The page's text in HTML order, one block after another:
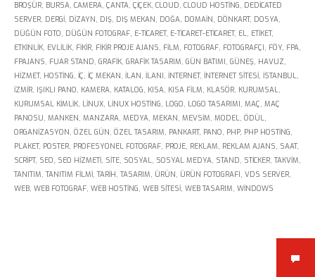
Kükürtlü Mh. Çekirge Cd. No:124
K.3 D.5
Bursa/Turkey, Osmangazi
16070
02242331020
info@fpajans.com
BROŞÜR, BURSA, CAMERA, ÇANTA, ÇIÇEK, CLOUD, CLOUD HOSTING, DEDICATED
SERVER, DERGI, DIZAYN, DIŞ, DIŞ MEKAN, DOĞA, DOMAIN, DÖNKART, DOSYA,
DÜĞÜN FOTO, DÜĞÜN FOTOGRAF, E-TICARET, E-TICARET-ETICARET, EL, ETIKET,
ETKINLIK, EVLILIK, FIKIR, FIKIR PROJE AJANS, FILM, FOTOGRAF, FOTOGRAFÇI, FÖY, FPA,
FPAJANS, FUAR STAND, GRAFIK, GRAFIK TASARIM, GÜN BATIMI, GÜNEŞ, HAVUZ,
HIZMET, HOSTING, IÇ, IÇ MEKAN, ILAN, ILANI, INTERNET, INTERNET SITESI, ISTANBUL,
IZMIR, IŞIKLI PANO, KAMERA, KATALOG, KISA, KISA FILM, KLASÖR, KURUMSAL,
KURUMSAL KIMLIK, LINUX, LINUX HOSTING, LOGO, LOGO TASARIMI, MAÇ, MAÇ
PANOSU, MANKEN, MANZARA, MEDYA, MEKAN, MEVSIM, MODEL, ÖDÜL,
ORGANIZASYON, ÖZEL GÜN, ÖZEL TASARIM, PANKART, PANO, PHP, PHP HOSTING,
PLAKET, POSTER, PROFESYONEL FOTOGRAF, PROJE, REKLAM, REKLAM AJANS, SAAT,
SCRIPT, SEO, SEO HIZMETI, SITE, SOSYAL, SOSYAL MEDYA, STAND, STICKER,TAKVIM,
TANITIM,TANITIM FILMI,TARIH,TASARIM, ÜRÜN, ÜRÜN FOTOGRAFI, VDS SERVER,
WEB, WEB FOTOGRAF, WEB HOSTING, WEB SITESI, WEB TASARIM, WINDOWS